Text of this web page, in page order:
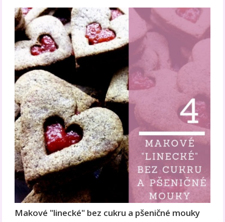
Makové "linecké" bez cukru a pšeničné mouky